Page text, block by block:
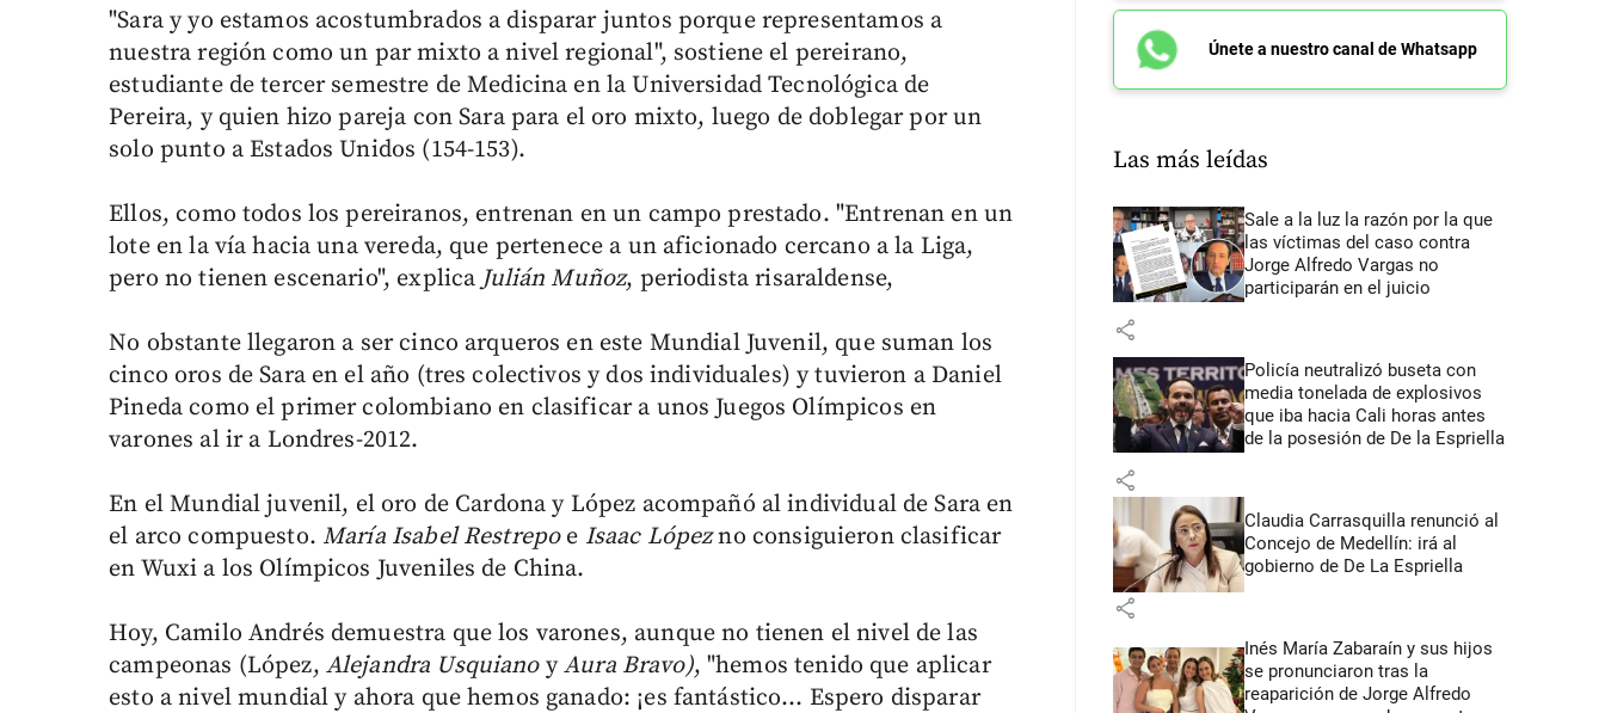
"Sara y yo estamos acostumbrados a disparar juntos porque representamos a
nuestra región como un par mixto a nivel regional", sostiene el pereirano,
estudiante de tercer semestre de Medicina en la Universidad Tecnológica de
Pereira, y quien hizo pareja con Sara para el oro mixto, luego de doblegar por un
solo punto a Estados Unidos (154-153).
Ellos, como todos los pereiranos, entrenan en un campo prestado. "Entrenan en un
lote en la vía hacia una vereda, que pertenece a un aficionado cercano a la Liga,
pero no tienen escenario", explicaJulián Muñoz, periodista risaraldense,
No obstante llegaron a ser cinco arqueros en este Mundial Juvenil, que suman los
cinco oros de Sara en el año (tres colectivos y dos individuales) y tuvieron a Daniel
Pineda como el primer colombiano en clasificar a unos Juegos Olímpicos en
varones al ir a Londres-2012.
En el Mundial juvenil, el oro de Cardona y López acompañó al individual de Sara en
el arco compuesto. María Isabel Restrepoe Isaac Lópezno consiguieron clasificar
en Wuxi a los Olímpicos Juveniles de China.
Hoy, Camilo Andrés demuestra que los varones, aunque no tienen el nivel de las
campeonas (López, Alejandra UsquianoyAura Bravo), "hemos tenido que aplicar
esto a nivel mundial y ahora que hemos ganado: ¡es fantástico… Espero disparar
Únete a nuestro canal de Whatsapp
Las más leídas
Sale a la luz la razón por la que
las víctimas del caso contra
Jorge Alfredo Vargas no
participarán en el juicio
share
Policía neutralizó buseta con
media tonelada de explosivos
que iba hacia Cali horas antes
de la posesión de De la Espriella
share
Claudia Carrasquilla renunció al
Concejo de Medellín: irá al
gobierno de De La Espriella
share
Inés María Zabaraín y sus hijos
se pronunciaron tras la
reaparición de Jorge Alfredo